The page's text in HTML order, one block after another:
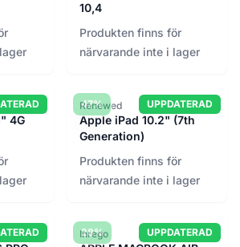
10,4
Produkten finns för
närvarande inte i lager
4G
UPPDATERAD
47%
Renewed
Apple iPad 10.2" (7th
Generation)
Produkten finns för
närvarande inte i lager
UPPDATERAD
28%
Inrego